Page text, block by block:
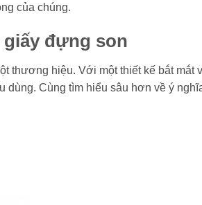
của chúng.
giấy đựng son
thương hiệu. Với một thiết kế bắt mắt
Cùng tìm hiểu sâu hơn về ý